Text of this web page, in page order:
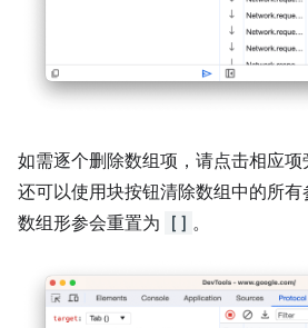
如需逐个删除数组项，请点击相应
还可以使用块按钮清除数组中的所有
数组形参会重置为
[] 。